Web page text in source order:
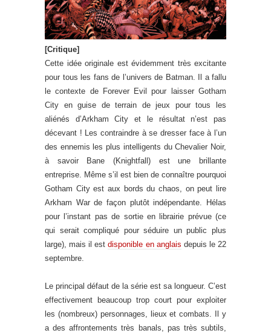
[Critique]
Cette idée originale est évidemment très excitante
pour tous les fans de l’univers de Batman. Il a fallu
le contexte de Forever Evil pour laisser Gotham
City en guise de terrain de jeux pour tous les
aliénés d’Arkham City et le résultat n’est pas
décevant ! Les contraindre à se dresser face à l’un
des ennemis les plus intelligents du Chevalier Noir,
à savoir Bane (Knightfall) est une brillante
entreprise. Même s’il est bien de connaître pourquoi
Gotham City est aux bords du chaos, on peut lire
Arkham War de façon plutôt indépendante. Hélas
pour l’instant pas de sortie en librairie prévue (ce
qui serait compliqué pour séduire un public plus
large), mais il estdisponible en anglais depuis le 22
septembre.
Le principal défaut de la série est sa longueur. C’est
effectivement beaucoup trop court pour exploiter
les (nombreux) personnages, lieux et combats. Il y
a des affrontements très banals, pas très subtils,